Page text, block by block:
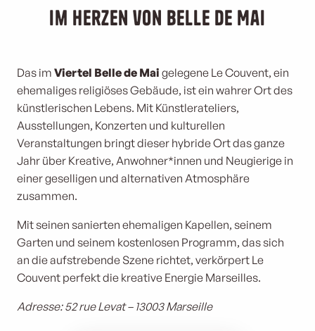
im Herzen von Belle de Mai
Das im Viertel Belle de Mai gelegene Le Couvent, ein
ehemaliges religiöses Gebäude, ist ein wahrer Ort des
künstlerischen Lebens. Mit Künstlerateliers,
Ausstellungen, Konzerten und kulturellen
Veranstaltungen bringt dieser hybride Ort das ganze
Jahr über Kreative, Anwohner*innen und Neugierige in
einer geselligen und alternativen Atmosphäre
zusammen.
Mit seinen sanierten ehemaligen Kapellen, seinem
Garten und seinem kostenlosen Programm, das sich
an die aufstrebende Szene richtet, verkörpert Le
Couvent perfekt die kreative Energie Marseilles.
Adresse: 52 rue Levat – 13003 Marseille